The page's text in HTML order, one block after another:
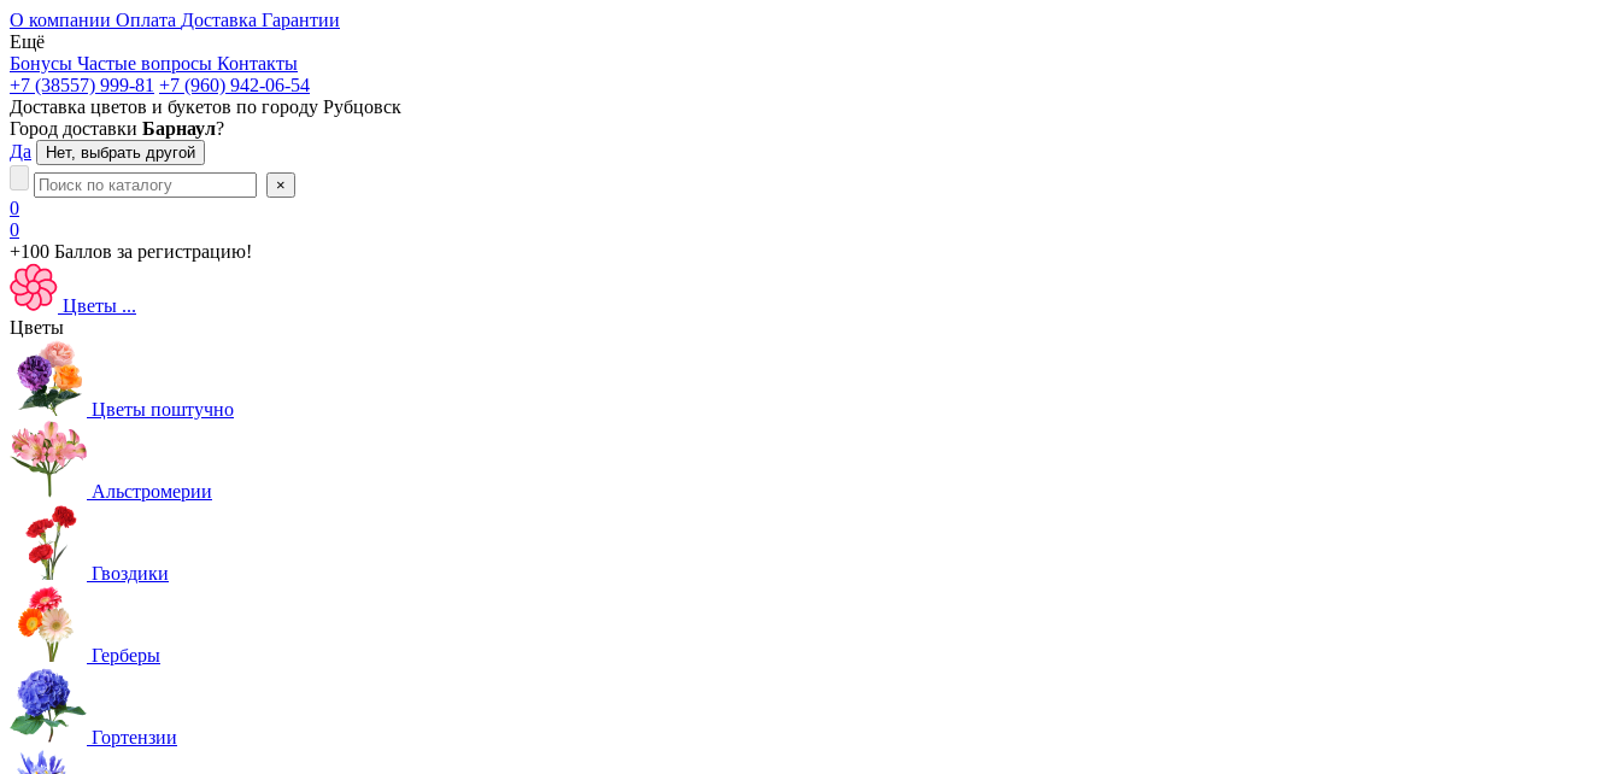
О компании Оплата Доставка Гарантии
Ещё
Бонусы Частые вопросы Контакты
+7 (38557) 999-81 +7 (960) 942-06-54
Доставка цветов и букетов по городу Рубцовск
Город доставки Барнаул?
Да
Нет, выбрать другой
×
0
0
+100 Баллов за регистрацию!
Цветы ...
Цветы
Цветы поштучно
Альстромерии
Гвоздики
Герберы
Гортензии